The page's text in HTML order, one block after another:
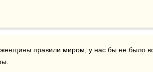
женщины правили миром, у нас бы не было